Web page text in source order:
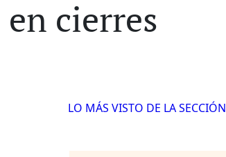
en cierres
LO MÁS VISTO DE LA SECCIÓN